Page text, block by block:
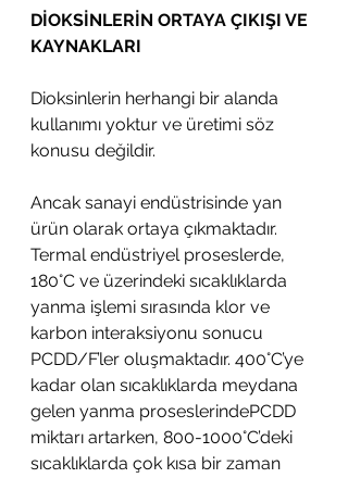
DİOKSİNLERİN ORTAYA ÇIKIŞI VE
KAYNAKLARI
Dioksinlerin herhangi bir alanda
kullanımı yoktur ve üretimi söz
konusu değildir.
Ancak sanayi endüstrisinde yan
ürün olarak ortaya çıkmaktadır.
Termal endüstriyel proseslerde,
180°C ve üzerindeki sıcaklıklarda
yanma işlemi sırasında klor ve
karbon interaksiyonu sonucu
PCDD/F’ler oluşmaktadır. 400°C’ye
kadar olan sıcaklıklarda meydana
gelen yanma proseslerindePCDD
miktarı artarken, 800-1000°C’deki
sıcaklıklarda çok kısa bir zaman